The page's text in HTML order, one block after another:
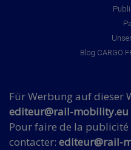
Blog CARGO
Für Werbung auf dieser
editeur@rail-mobility.eu
Pour faire de la publicité
contacter: editeur@rail-